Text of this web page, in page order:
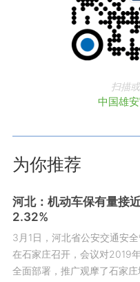
扫描
中国雄
为你推荐
河北：机动车保有量接
2.32%
3月1日，河北省公安交通安
在石家庄召开，会议对2019
全面部署，推广观摩了石家庄